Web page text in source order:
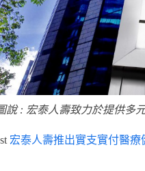
說 : 宏泰人壽致力於提供多
宏泰人壽推出實支實付醫